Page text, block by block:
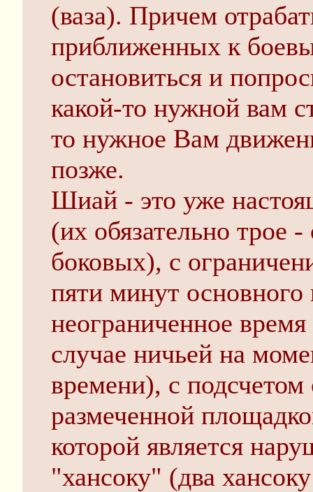
(ваза). Причем
приближенных к
остановиться и
какой-то нужной вам
то нужное Вам
позже.
Шиай - это уже
(их обязательно трое
боковых), с
пяти минут
неограниченное
случае ничьей на
времени), с
размеченной
которой является
"хансоку" (два